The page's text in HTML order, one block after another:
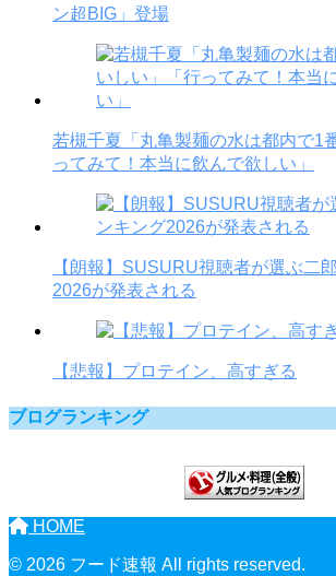
ン超BIG」登場
若槻千夏「丸亀製麺の水は都内で1
ってみて！本当に飲んで欲しい」
【朗報】SUSURU視聴者が選ぶ二
2026が発表される
【悲報】プロテイン、高すぎる
ブログランキング
HOME
© 2026 フード速報 All rights reserved.